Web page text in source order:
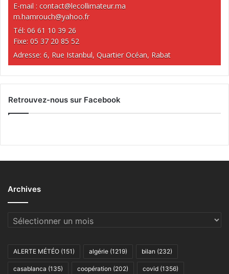
E-mail : contact@lecollimateur.ma
m.hamrouch@yahoo.fr
Tél: 06 61 10 39 26
Fixe: 05 37 20 85 52
Adresse: 6, Rue Istanbul, Quartier Océan, Rabat
Retrouvez-nous sur Facebook
Archives
Archives
ALERTE MÉTÉO (151) algérie (1219) bilan (232)
casablanca (135) coopération (202) covid (1356)